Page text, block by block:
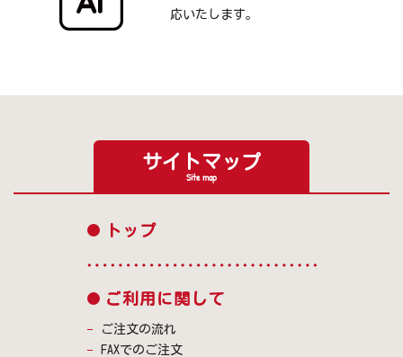
応いたします。
サイトマップ
Site map
トップ
ご利用に関して
ご注文の流れ
FAXでのご注文